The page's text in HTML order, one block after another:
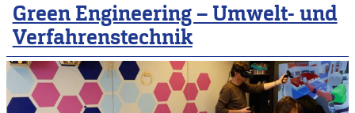
Green Engineering – Umwelt- und
Verfahrenstechnik